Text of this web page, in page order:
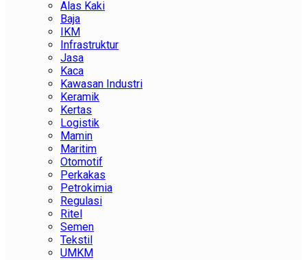
Alas Kaki
Baja
IKM
Infrastruktur
Jasa
Kaca
Kawasan Industri
Keramik
Kertas
Logistik
Mamin
Maritim
Otomotif
Perkakas
Petrokimia
Regulasi
Ritel
Semen
Tekstil
UMKM